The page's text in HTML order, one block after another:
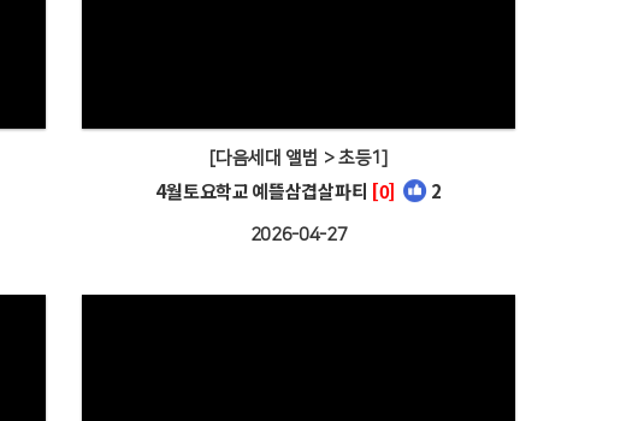
[다음세대 앨범 > 초등1]
4월토요학교 예뜰삼겹살파티 [0] 2
2026-04-27